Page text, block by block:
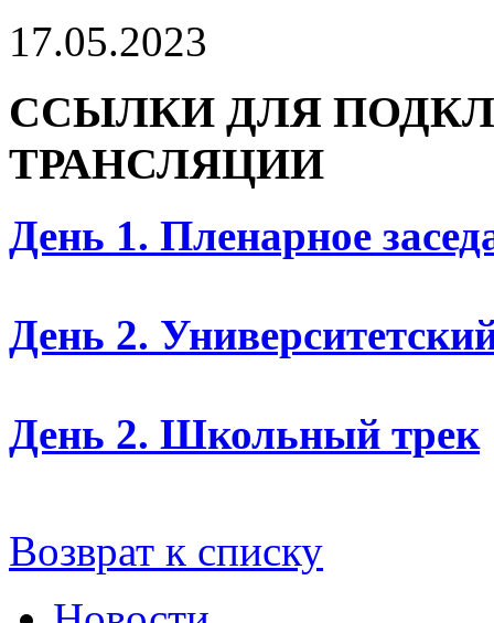
17.05.2023
ССЫЛКИ ДЛЯ
ТРАНСЛЯЦИИ
День 1. Пленарное
День 2.
День 2. Школьный трек
Возврат к списку